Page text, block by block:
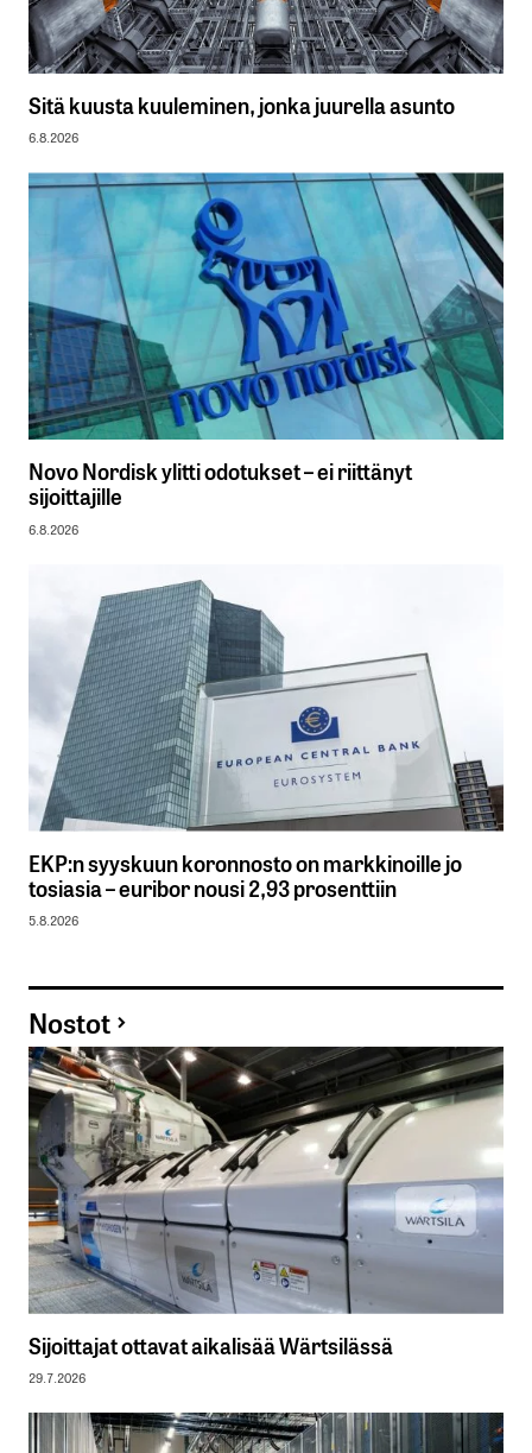
Sitä kuusta kuuleminen, jonka juurella asunto
6.8.2026
Novo Nordisk ylitti odotukset – ei riittänyt
sijoittajille
6.8.2026
EKP:n syyskuun koronnosto on markkinoille jo
tosiasia – euribor nousi 2,93 prosenttiin
5.8.2026
Nostot
Sijoittajat ottavat aikalisää Wärtsilässä
29.7.2026